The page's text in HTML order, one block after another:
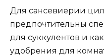
Для сансевиерии
предпочтительны
для суккулентов и
удобрения для